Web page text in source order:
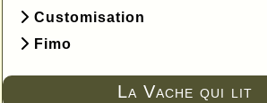
Customisation
Fimo
La Vache qui lit